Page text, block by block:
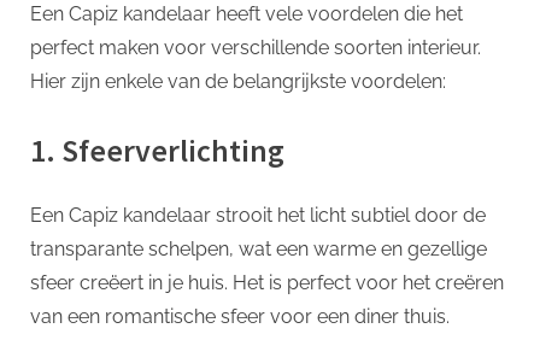
Een Capiz kandelaar heeft vele voordelen die het
perfect maken voor verschillende soorten interieur.
Hier zijn enkele van de belangrijkste voordelen:
1. Sfeerverlichting
Een Capiz kandelaar strooit het licht subtiel door de
transparante schelpen, wat een warme en gezellige
sfeer creëert in je huis. Het is perfect voor het creëren
van een romantische sfeer voor een diner thuis.